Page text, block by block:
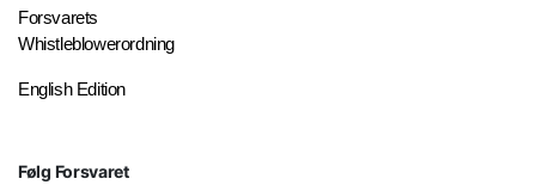
Forsvarets
Whistleblowerordning
English Edition
Følg Forsvaret